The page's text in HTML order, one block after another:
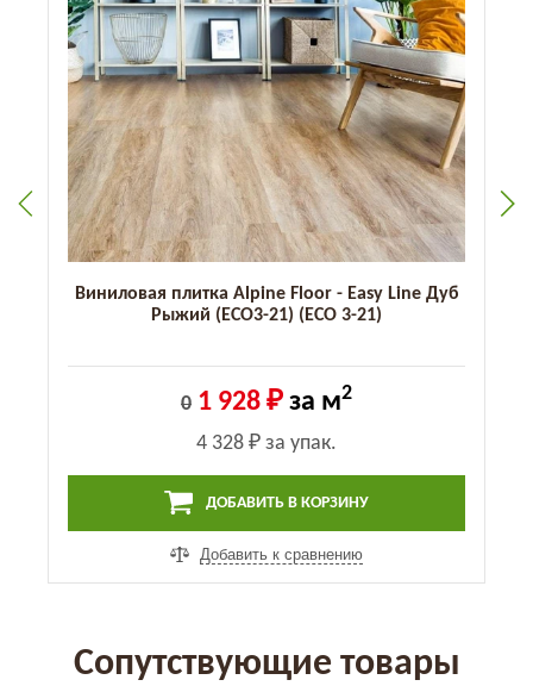
Виниловая плитка Alpine Floor - Easy Line Дуб
Рыжий (ЕСО3-21) (ECO 3-21)
0 1 928 ₽ за м2
4 328 ₽ за упак.
ДОБАВИТЬ В КОРЗИНУ
Добавить к сравнению
Сопутствующие товары